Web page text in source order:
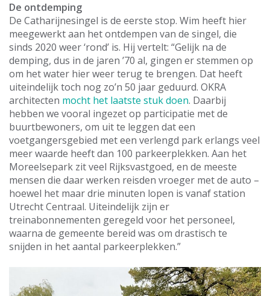
De ontdemping
De Catharijnesingel is de eerste stop. Wim heeft hier
meegewerkt aan het ontdempen van de singel, die
sinds 2020 weer ‘rond’ is. Hij vertelt: “Gelijk na de
demping, dus in de jaren ’70 al, gingen er stemmen op
om het water hier weer terug te brengen. Dat heeft
uiteindelijk toch nog zo’n 50 jaar geduurd. OKRA
architecten mocht het laatste stuk doen. Daarbij
hebben we vooral ingezet op participatie met de
buurtbewoners, om uit te leggen dat een
voetgangersgebied met een verlengd park erlangs veel
meer waarde heeft dan 100 parkeerplekken. Aan het
Moreelsepark zit veel Rijksvastgoed, en de meeste
mensen die daar werken reisden vroeger met de auto –
hoewel het maar drie minuten lopen is vanaf station
Utrecht Centraal. Uiteindelijk zijn er
treinabonnementen geregeld voor het personeel,
waarna de gemeente bereid was om drastisch te
snijden in het aantal parkeerplekken.”